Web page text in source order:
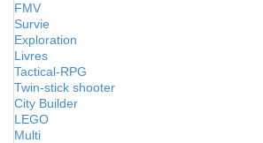
FMV
Survie
Exploration
Livres
Tactical-RPG
Twin-stick shooter
City Builder
LEGO
Multi